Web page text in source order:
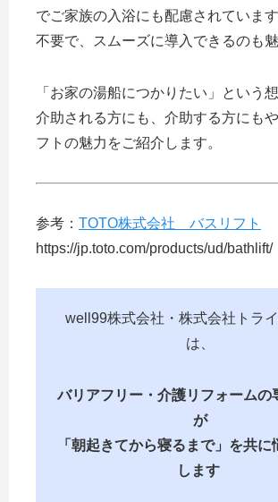
でご家族の入浴にも配慮されていま
不要で、スムーズに導入できるのも魅
「お家の湯船につかりたい」という
介助される方にも、介助する方にも
フトの魅力をご紹介します。
参考： TOTO株式会社 バスリフト
https://jp.toto.com/products/ud/bathlift/
well99株式会社・株式会社トラ
は、
バリアフリー・介護リフォームの
が
「朝起きてから寝るまで」を共に
します